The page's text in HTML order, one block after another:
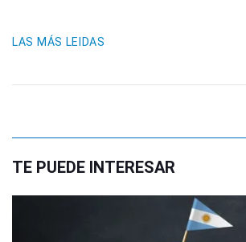
LAS MÁS LEIDAS
TE PUEDE INTERESAR